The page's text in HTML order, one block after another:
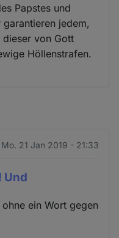
Papstes und
jedem,
von Gott
Höllenstrafen.
Mo. 21 Jan 2019 - 21:33
Und
ein Wort gegen